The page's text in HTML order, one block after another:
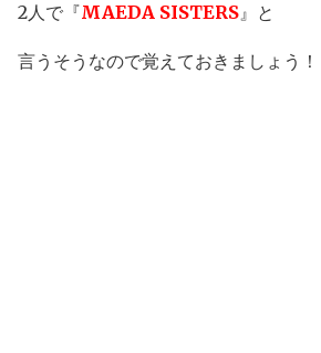
2人で『MAEDA SISTERS』と
言うそうなので覚えておきましょう！